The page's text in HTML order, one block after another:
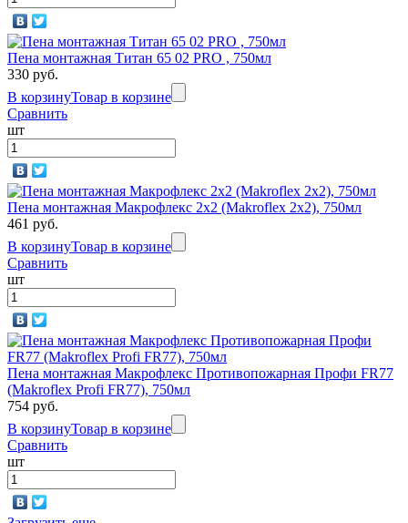
Пена монтажная Титан 65 02 PRO , 750мл
330 руб.
В корзинуТовар в корзине
Сравнить
шт
Пена монтажная Макрофлекс 2х2 (Makroflex 2х2), 750мл
461 руб.
В корзинуТовар в корзине
Сравнить
шт
Пена монтажная Макрофлекс Противопожарная Профи FR77
(Makroflex Profi FR77), 750мл
754 руб.
В корзинуТовар в корзине
Сравнить
шт